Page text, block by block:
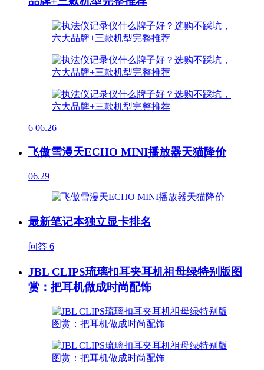
6 06.26
飞傲雪漫天ECHO MINI播放器天猫降价
06.29
最新笔记本独立显卡排名
问答 6
JBL CLIPS琉璃扣耳夹耳机祖母绿特别版图
赏：把耳机做成时尚配饰